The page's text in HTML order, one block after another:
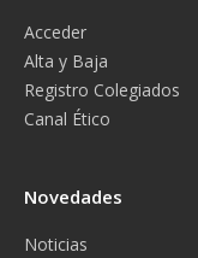
Acceder
Alta y Baja
Registro Colegiados
Canal Ético
Novedades
Noticias